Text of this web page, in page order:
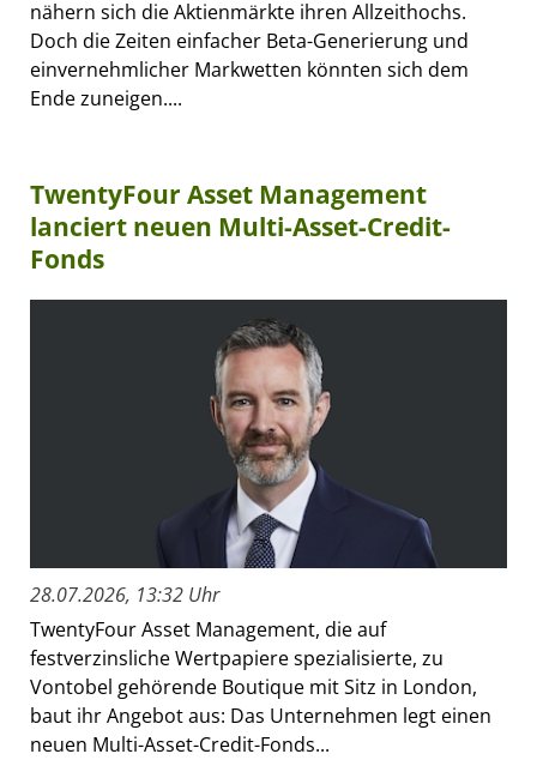
nähern sich die Aktienmärkte ihren Allzeithochs.
Doch die Zeiten einfacher Beta-Generierung und
einvernehmlicher Markwetten könnten sich dem
Ende zuneigen....
TwentyFour Asset Management
lanciert neuen Multi-Asset-Credit-
Fonds
28.07.2026, 13:32 Uhr
TwentyFour Asset Management, die auf
festverzinsliche Wertpapiere spezialisierte, zu
Vontobel gehörende Boutique mit Sitz in London,
baut ihr Angebot aus: Das Unternehmen legt einen
neuen Multi-Asset-Credit-Fonds...